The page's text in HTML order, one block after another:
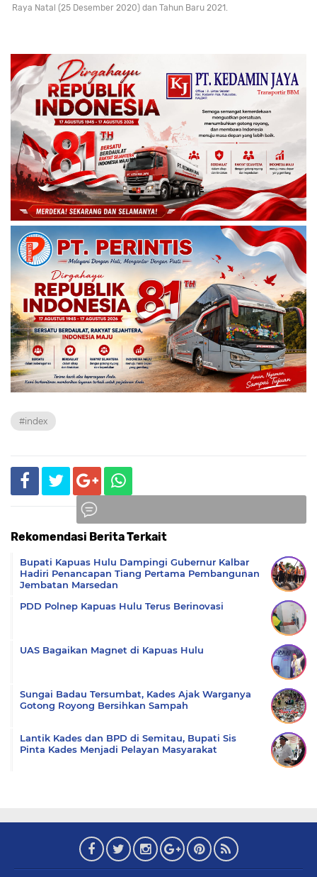
Raya Natal (25 Desember 2020) dan Tahun Baru 2021.
#index
Rekomendasi Berita Terkait
Bupati Kapuas Hulu Dampingi Gubernur Kalbar
Hadiri Penancapan Tiang Pertama Pembangunan
Jembatan Marsedan
PDD Polnep Kapuas Hulu Terus Berinovasi
UAS Bagaikan Magnet di Kapuas Hulu
Sungai Badau Tersumbat, Kades Ajak Warganya
Gotong Royong Bersihkan Sampah
Lantik Kades dan BPD di Semitau, Bupati Sis
Pinta Kades Menjadi Pelayan Masyarakat